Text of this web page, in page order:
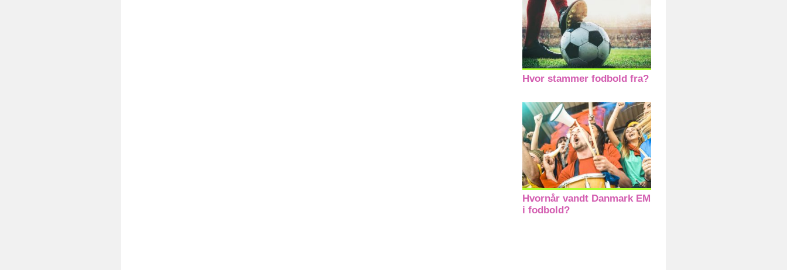
Hvor stammer fodbold fra?
Hvornår vandt Danmark EM
i fodbold?